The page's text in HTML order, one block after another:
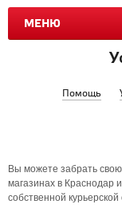
МЕНЮ
Помощь
Вы можете забрать
магазинах в Краснодар
собственной